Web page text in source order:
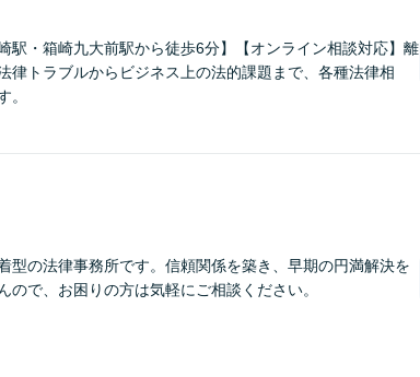
駅・箱崎九大前駅から徒歩6分】【オンライン相談対応】離
律トラブルからビジネス上の法的課題まで、各種法律相
。
型の法律事務所です。信頼関係を築き、早期の円満解決を
で、お困りの方は気軽にご相談ください。